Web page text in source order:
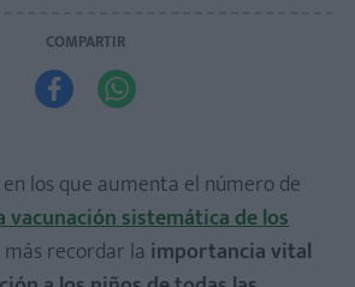
COMPARTIR
 
los que aumenta el número de
vacunación sistemática de los
recordar la importancia vital